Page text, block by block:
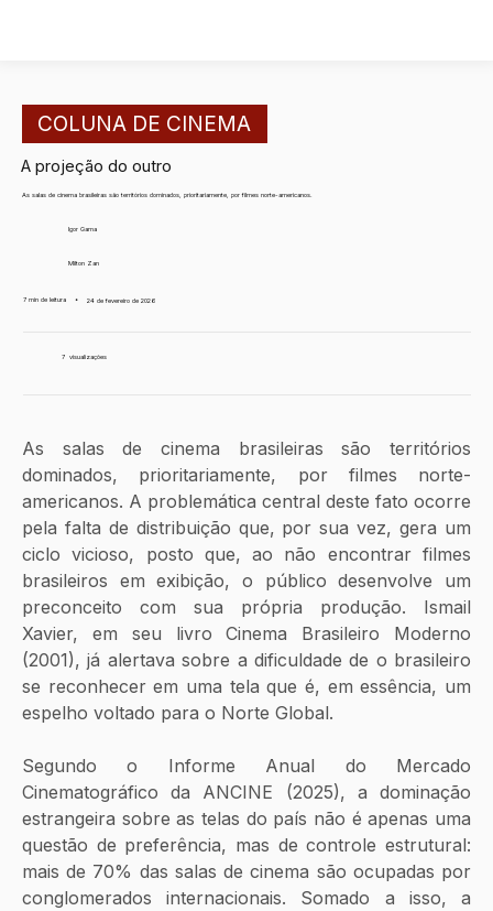
COLUNA DE CINEMA
A projeção do outro
As salas de cinema brasileiras são territórios dominados, prioritariamente, por filmes norte-americanos.
Igor Gama
Milton Zan
7 min de leitura • 24 de fevereiro de 2026
7 visualizações
As salas de cinema brasileiras são territórios
dominados, prioritariamente, por filmes norte-
americanos. A problemática central deste fato ocorre
pela falta de distribuição que, por sua vez, gera um
ciclo vicioso, posto que, ao não encontrar filmes
brasileiros em exibição, o público desenvolve um
preconceito com sua própria produção. Ismail
Xavier, em seu livro Cinema Brasileiro Moderno
(2001), já alertava sobre a dificuldade de o brasileiro
se reconhecer em uma tela que é, em essência, um
espelho voltado para o Norte Global.
Segundo o Informe Anual do Mercado
Cinematográfico da ANCINE (2025), a dominação
estrangeira sobre as telas do país não é apenas uma
questão de preferência, mas de controle estrutural:
mais de 70% das salas de cinema são ocupadas por
conglomerados internacionais. Somado a isso, a